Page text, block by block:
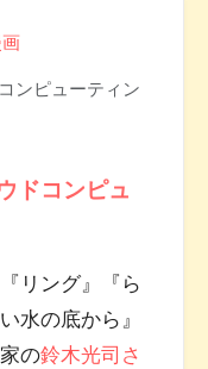
ンピューティン
ドコンピュ
リング』『ら
水の底から』
の鈴木光司さ